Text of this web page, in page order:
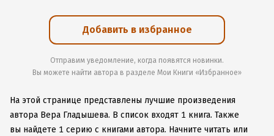
Добавить в избранное
Отправим уведомление, когда появятся новинки.
Вы можете найти автора в разделе Мои Книги «Избранное»
На этой странице представлены лучшие произведения
автора Вера Гладышева. В список входят 1 книга. Также
вы найдете 1 серию с книгами автора. Начните читать или